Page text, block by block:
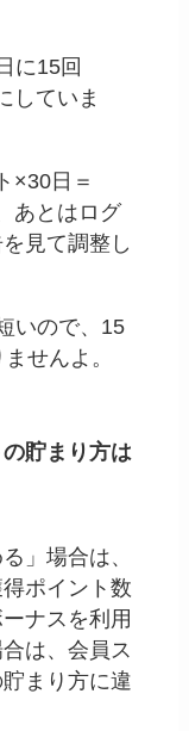
に15回
していま
×30日＝
あとはログ
見て調整し
いので、15
せんよ。
貯まり方は
」場合は、
ポイント数
ナスを利用
は、会員ス
まり方に違